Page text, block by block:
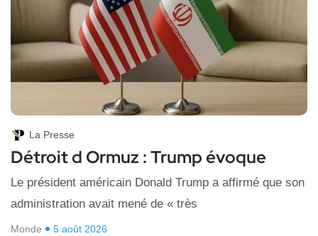
La Presse
Détroit d Ormuz : Trump évoque
Le président américain Donald Trump a affirmé que son
administration avait mené de « très
Monde 5 août 2026